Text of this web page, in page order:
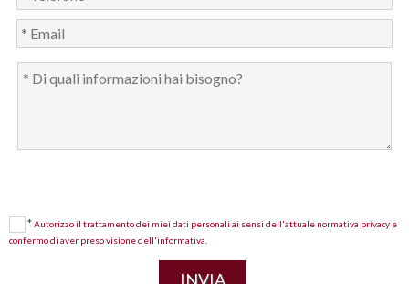
*Autorizzo il trattamento dei miei dati personali ai sensi dell'attuale normativa privacy e
confermo di aver preso visione dell'informativa.